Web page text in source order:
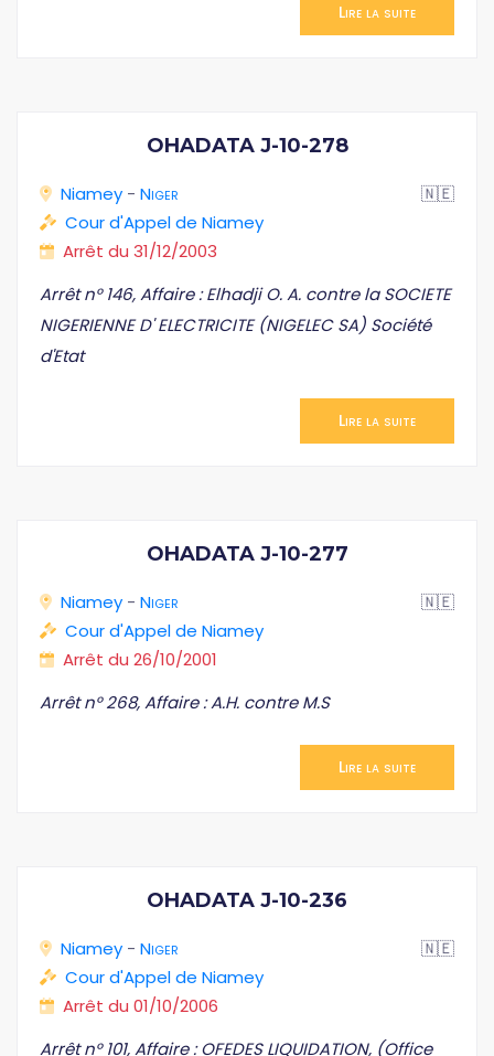
Lire la suite
OHADATA J-10-278
Niamey - Niger
🇳🇪
Cour d'Appel de Niamey
Arrêt du 31/12/2003
Arrêt n° 146, Affaire : Elhadji O. A. contre la SOCIETE
NIGERIENNE D' ELECTRICITE (NIGELEC SA) Société
d'Etat
Lire la suite
OHADATA J-10-277
Niamey - Niger
🇳🇪
Cour d'Appel de Niamey
Arrêt du 26/10/2001
Arrêt n° 268, Affaire : A.H. contre M.S
Lire la suite
OHADATA J-10-236
Niamey - Niger
🇳🇪
Cour d'Appel de Niamey
Arrêt du 01/10/2006
Arrêt n° 101, Affaire : OFEDES LIQUIDATION, (Office